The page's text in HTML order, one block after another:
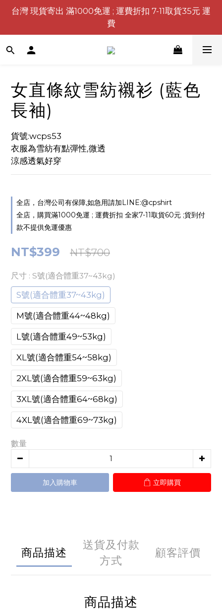
台灣 現貨寄出 滿1000免運 ; 運費折扣 7-11取貨35元 運
費
女直條紋雪紡襯衫 (藍色
長袖)
貨號:wcps53
衣服為雪紡有點彈性,微透
涼感透氣好穿
全店，台灣公司有保障,如急用請加LINE:@cpshirt
全店，購買滿1000免運 ; 運費折扣 全家7-11取貨60元 ;貨到付
款不提供免運優惠
NT$399 NT$700
尺寸 : S號(適合體重37~43kg)
S號(適合體重37~43kg)
M號(適合體重44~48kg)
L號(適合體重49~53kg)
XL號(適合體重54~58kg)
2XL號(適合體重59~63kg)
3XL號(適合體重64~68kg)
4XL號(適合體重69~73kg)
數量
加入購物車 立即購買
商品描述
送貨及付款
方式
顧客評價
商品描述